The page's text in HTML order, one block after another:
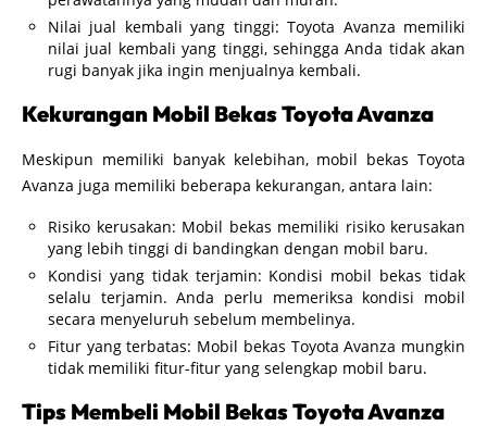
Nilai jual kembali yang tinggi: Toyota Avanza memiliki
nilai jual kembali yang tinggi, sehingga Anda tidak akan
rugi banyak jika ingin menjualnya kembali.
Kekurangan Mobil Bekas Toyota Avanza
Meskipun memiliki banyak kelebihan, mobil bekas Toyota
Avanza juga memiliki beberapa kekurangan, antara lain:
Risiko kerusakan: Mobil bekas memiliki risiko kerusakan
yang lebih tinggi di bandingkan dengan mobil baru.
Kondisi yang tidak terjamin: Kondisi mobil bekas tidak
selalu terjamin. Anda perlu memeriksa kondisi mobil
secara menyeluruh sebelum membelinya.
Fitur yang terbatas: Mobil bekas Toyota Avanza mungkin
tidak memiliki fitur-fitur yang selengkap mobil baru.
Tips Membeli Mobil Bekas Toyota Avanza